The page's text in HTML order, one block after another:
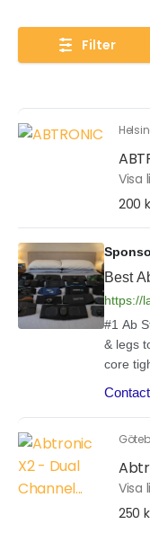
Filter
Visa
200
Visa
250